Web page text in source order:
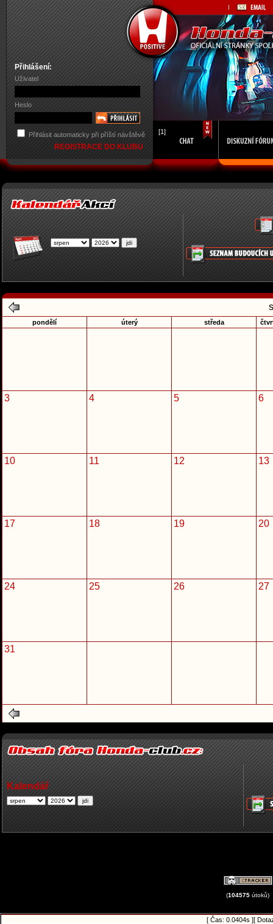
Přihlášení:
Uživatel
Heslo
Přihlásit automaticky při příští návštěvě
REGISTRACE DO KLUBU
[1]
pondělí úterý středa
3 4 5 6
10 11 12 13
17 18 19 20
24 25 26 27
31
Kalendář
(104575 útoků)
[ Čas: 0.0404s ][